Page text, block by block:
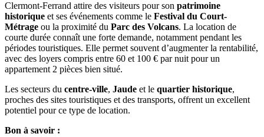
Clermont-Ferrand attire des visiteurs pour son patrimoine
historique et ses événements comme le Festival du Court-
Métrage ou la proximité du Parc des Volcans. La location de
courte durée connaît une forte demande, notamment pendant les
périodes touristiques. Elle permet souvent d’augmenter la rentabilité,
avec des loyers compris entre 60 et 100 € par nuit pour un
appartement 2 pièces bien situé.
Les secteurs du centre-ville, Jaude et le quartier historique,
proches des sites touristiques et des transports, offrent un excellent
potentiel pour ce type de location.
Bon à savoir :